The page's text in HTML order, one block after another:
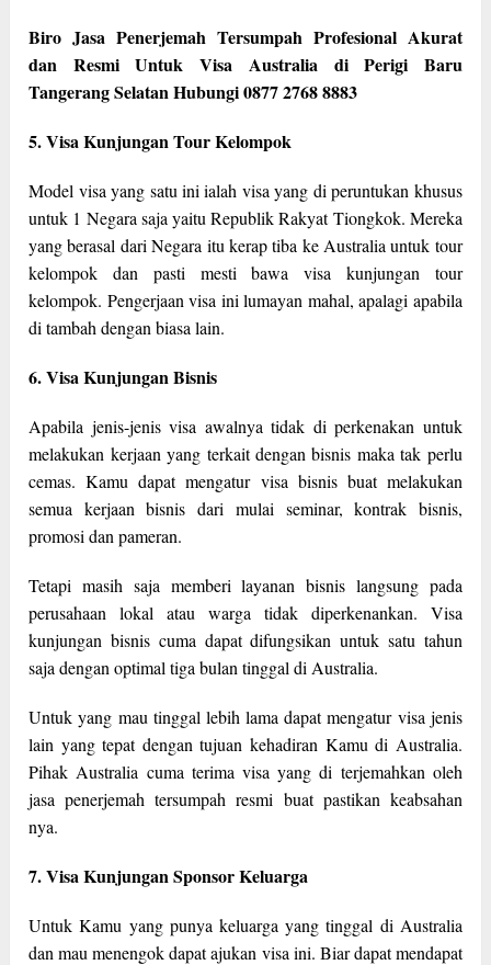
Biro Jasa Penerjemah Tersumpah Profesional Akurat
dan Resmi Untuk Visa Australia di Perigi Baru
Tangerang Selatan Hubungi 0877 2768 8883
5. Visa Kunjungan Tour Kelompok
Model visa yang satu ini ialah visa yang di peruntukan khusus
untuk 1 Negara saja yaitu Republik Rakyat Tiongkok. Mereka
yang berasal dari Negara itu kerap tiba ke Australia untuk tour
kelompok dan pasti mesti bawa visa kunjungan tour
kelompok. Pengerjaan visa ini lumayan mahal, apalagi apabila
di tambah dengan biasa lain.
6. Visa Kunjungan Bisnis
Apabila jenis-jenis visa awalnya tidak di perkenakan untuk
melakukan kerjaan yang terkait dengan bisnis maka tak perlu
cemas. Kamu dapat mengatur visa bisnis buat melakukan
semua kerjaan bisnis dari mulai seminar, kontrak bisnis,
promosi dan pameran.
Tetapi masih saja memberi layanan bisnis langsung pada
perusahaan lokal atau warga tidak diperkenankan. Visa
kunjungan bisnis cuma dapat difungsikan untuk satu tahun
saja dengan optimal tiga bulan tinggal di Australia.
Untuk yang mau tinggal lebih lama dapat mengatur visa jenis
lain yang tepat dengan tujuan kehadiran Kamu di Australia.
Pihak Australia cuma terima visa yang di terjemahkan oleh
jasa penerjemah tersumpah resmi buat pastikan keabsahan
nya.
7. Visa Kunjungan Sponsor Keluarga
Untuk Kamu yang punya keluarga yang tinggal di Australia
dan mau menengok dapat ajukan visa ini. Biar dapat mendapat